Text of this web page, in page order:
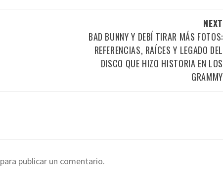
NEXT
BAD BUNNY Y DEBÍ TIRAR MÁS FOTOS:
REFERENCIAS, RAÍCES Y LEGADO DEL
DISCO QUE HIZO HISTORIA EN LOS
GRAMMY
para publicar un comentario.